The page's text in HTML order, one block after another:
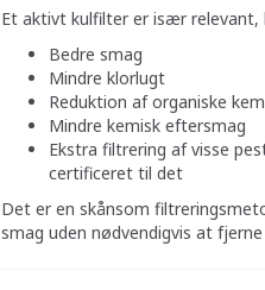
Et aktivt kulfilter er især relevant,
Bedre smag
Mindre klorlugt
Reduktion af organiske
Mindre kemisk eftersmag
Ekstra filtrering af visse
certificeret til det
Det er en skånsom
smag uden nødvendigvis at